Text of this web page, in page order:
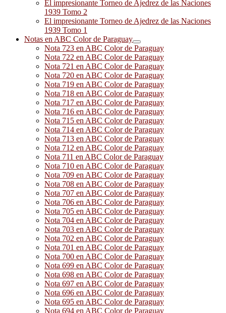
El impresionante Torneo de Ajedrez de las Naciones
1939 Tomo 2
El impresionante Torneo de Ajedrez de las Naciones
1939 Tomo 1
Notas en ABC Color de Paraguay
Nota 723 en ABC Color de Paraguay
Nota 722 en ABC Color de Paraguay
Nota 721 en ABC Color de Paraguay
Nota 720 en ABC Color de Paraguay
Nota 719 en ABC Color de Paraguay
Nota 718 en ABC Color de Paraguay
Nota 717 en ABC Color de Paraguay
Nota 716 en ABC Color de Paraguay
Nota 715 en ABC Color de Paraguay
Nota 714 en ABC Color de Paraguay
Nota 713 en ABC Color de Paraguay
Nota 712 en ABC Color de Paraguay
Nota 711 en ABC Color de Paraguay
Nota 710 en ABC Color de Paraguay
Nota 709 en ABC Color de Paraguay
Nota 708 en ABC Color de Paraguay
Nota 707 en ABC Color de Paraguay
Nota 706 en ABC Color de Paraguay
Nota 705 en ABC Color de Paraguay
Nota 704 en ABC Color de Paraguay
Nota 703 en ABC Color de Paraguay
Nota 702 en ABC Color de Paraguay
Nota 701 en ABC Color de Paraguay
Nota 700 en ABC Color de Paraguay
Nota 699 en ABC Color de Paraguay
Nota 698 en ABC Color de Paraguay
Nota 697 en ABC Color de Paraguay
Nota 696 en ABC Color de Paraguay
Nota 695 en ABC Color de Paraguay
Nota 694 en ABC Color de Paraguay